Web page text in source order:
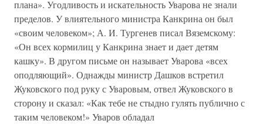
плана». Угодливость и искательность Уварова не знали
пределов. У влиятельного министра Канкрина он был
«своим человеком»; А. И. Тургенев писал Вяземскому:
«Он всех кормилиц у Канкрина знает и дает детям
кашку». В другом письме он называет Уварова «всех
оподляющий». Однажды министр Дашков встретил
Жуковского под руку с Уваровым, отвел Жуковского в
сторону и сказал: «Как тебе не стыдно гулять публично с
таким человеком!» Уваров обладал